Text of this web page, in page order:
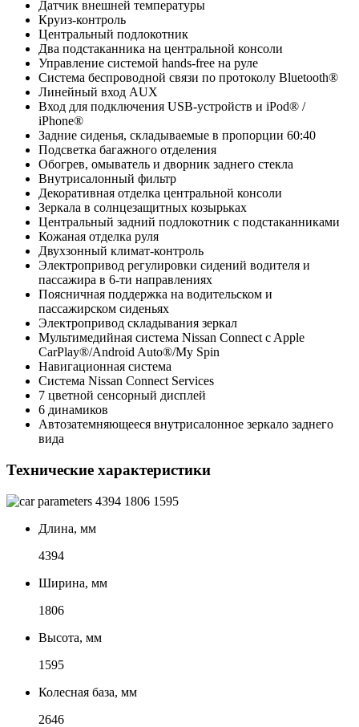
Датчик внешней температуры
Круиз-контроль
Центральный подлокотник
Два подстаканника на центральной консоли
Управление системой hands-free на руле
Система беспроводной связи по протоколу Bluetooth®
Линейный вход AUX
Вход для подключения USB-устройств и iPod® /
iPhone®
Задние сиденья, складываемые в пропорции 60:40
Подсветка багажного отделения
Обогрев, омыватель и дворник заднего стекла
Внутрисалонный фильтр
Декоративная отделка центральной консоли
Зеркала в солнцезащитных козырьках
Центральный задний подлокотник с подстаканниками
Кожаная отделка руля
Двухзонный климат-контроль
Электропривод регулировки сидений водителя и
пассажира в 6-ти направлениях
Поясничная поддержка на водительском и
пассажирском сиденьях
Электропривод складывания зеркал
Мультимедийная система Nissan Connect c Apple
CarPlay®/Android Auto®/My Spin
Навигационная система
Система Nissan Connect Services
7 цветной сенсорный дисплей
6 динамиков
Автозатемняющееся внутрисалонное зеркало заднего
вида
Технические характеристики
4394 1806 1595
Длина, мм
4394
Ширина, мм
1806
Высота, мм
1595
Колесная база, мм
2646